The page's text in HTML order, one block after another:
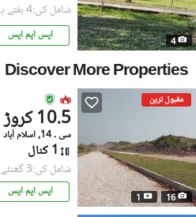
4
شامل کی:4 ہفتے پہل
ایس ایم ایس
Discover More Properties
مقبول ترین
16
1
10.5 کروڑ
سی ۔ 14, اسلام آباد
1 کنال
شامل کی:3 گھنٹے پہل
ایس ایم ایس